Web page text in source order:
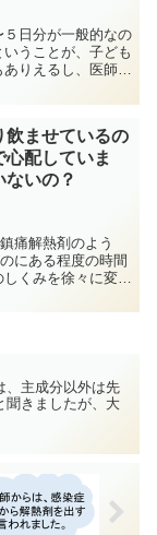
日分が一般的なの
うことが、子ども
りえるし、医師と
飲ませているの
配していま
ないの？
痛解熱剤のよう
にある程度の時間
くみを徐々に変え
、主成分以外は先
聞きましたが、大